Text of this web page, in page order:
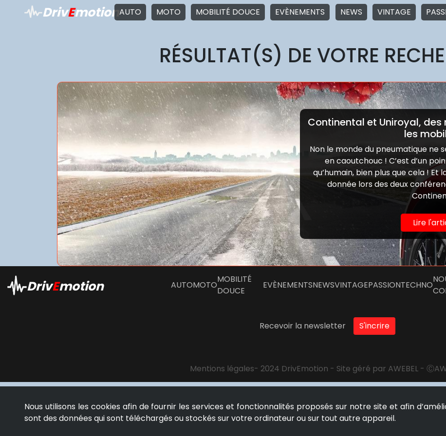
DrivEmotionAUTO MOTO MOBILITÉ DOUCE EVÈNEMENTS NEWS VINTAGE
RÉSULTAT(S) DE VOTRE
Continental et Uniroyal,
les
Non le monde du pneumatique ne
en caoutchouc ! C’est d’un
qu’humain, bien plus que cela !
donnée lors des deux
Lire
Nous utilisons les cookies afin de fournir les services et fonctionnalités proposés sur notre site et afin
sont des données qui sont téléchargés ou stockés sur votre ordinateur ou sur tout autre appareil.
DrivEmotion AUTOMOTO
MOBILITÉ
DOUCE
EVÈNEMENTSNEWSVINTAGEPASSIONTECHNO
Recevoir la newsletter S'incrire
Mentions légales- 2024 DrivEmotion - Site géré par AWEBEL - Ⓒ